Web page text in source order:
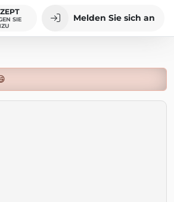
SIE
Melden Sie sich an